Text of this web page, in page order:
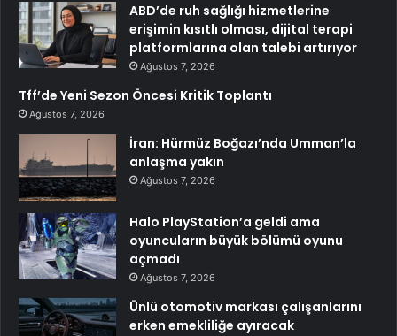
ABD’de ruh sağlığı hizmetlerine
erişimin kısıtlı olması, dijital terapi
platformlarına olan talebi artırıyor
Ağustos 7, 2026
Tff’de Yeni Sezon Öncesi Kritik Toplantı
Ağustos 7, 2026
İran: Hürmüz Boğazı’nda Umman’la
anlaşma yakın
Ağustos 7, 2026
Halo PlayStation’a geldi ama
oyuncuların büyük bölümü oyunu
açmadı
Ağustos 7, 2026
Ünlü otomotiv markası çalışanlarını
erken emekliliğe ayıracak